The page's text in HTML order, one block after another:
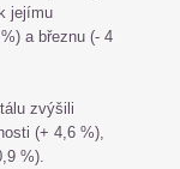
jejímu
a březnu (- 4
zvýšili
(+ 4,6 %),
%).